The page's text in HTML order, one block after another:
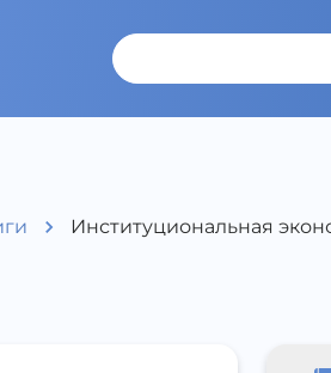
Институциональная